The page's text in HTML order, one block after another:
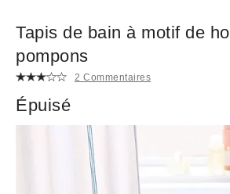
Tapis de bain à motif de
pompons
2 Commentaires
Épuisé